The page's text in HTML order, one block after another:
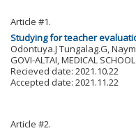
Article #1.
Studying for teacher
Odontuya.J Tungalag.G,
GOVI-ALTAI, MEDICAL
Recieved date: 2021.10.22
Accepted date: 2021.11.22
Article #2.